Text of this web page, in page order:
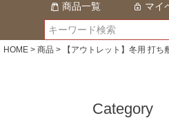
商品一覧 マイ
HOME 商品 【アウトレット】冬用 打
Category